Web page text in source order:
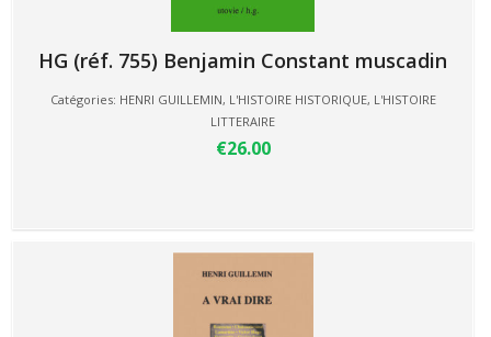
HG (réf. 755) Benjamin Constant muscadin
Catégories: HENRI GUILLEMIN, L'HISTOIRE HISTORIQUE, L'HISTOIRE
LITTERAIRE
€26.00